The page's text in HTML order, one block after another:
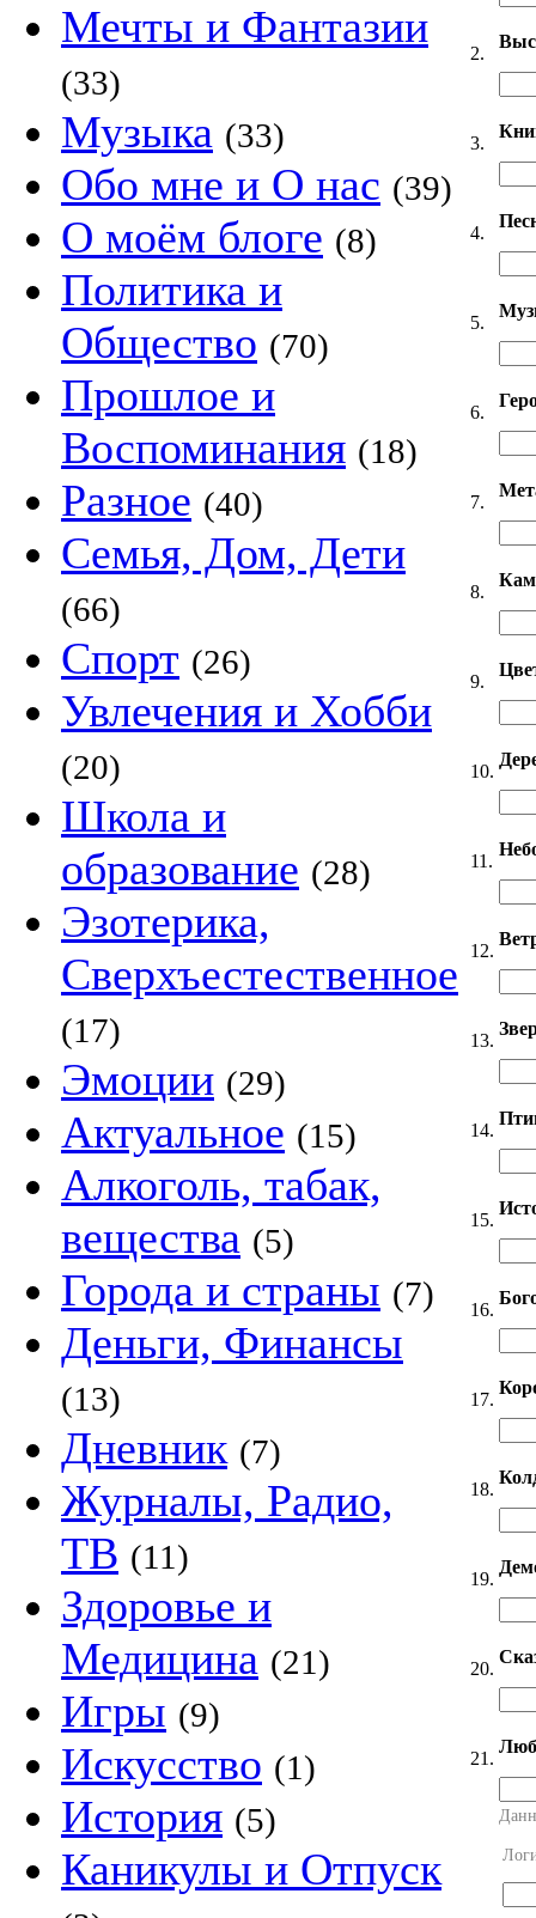
Мечты и Фантазии
(33)
Музыка (33)
Обо мне и О нас (39)
О моём блоге (8)
Политика и
Общество (70)
Прошлое и
Воспоминания (18)
Разное (40)
Семья, Дом, Дети
(66)
Спорт (26)
Увлечения и Хобби
(20)
Школа и
образование (28)
Эзотерика,
Сверхъестественное
(17)
Эмоции (29)
Актуальное (15)
Алкоголь, табак,
вещества (5)
Города и страны (7)
Деньги, Финансы
(13)
Дневник (7)
Журналы, Радио,
ТВ (11)
Здоровье и
Медицина (21)
Игры (9)
Искусство (1)
История (5)
Каникулы и Отпуск
2.
3.
4.
5.
6.
7.
8.
9.
10.
11.
12.
13.
14.
15.
16.
17.
18.
19.
20.
21.